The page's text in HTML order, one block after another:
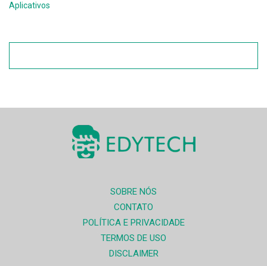
Aplicativos
SOBRE NÓS
CONTATO
POLÍTICA E PRIVACIDADE
TERMOS DE USO
DISCLAIMER